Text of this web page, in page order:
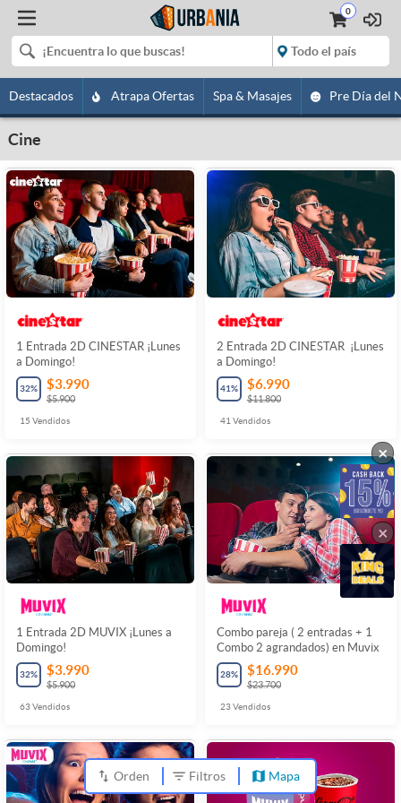
0
Destacados Atrapa Ofertas Spa & Masajes Pre Día del
Cine
1 Entrada 2D CINESTAR ¡Lunes
a Domingo!
32% $3.990
$5.900
15 Vendidos
2 Entrada 2D CINESTAR ¡Lunes
a Domingo!
41% $6.990
$11.800
41 Vendidos
1 Entrada 2D MUVIX ¡Lunes a
Domingo!
32% $3.990
$5.900
63Vendidos
Combo pareja ( 2 entradas + 1
Combo 2 agrandados) en Muvix
28% $16.990
$23.700
23Vendidos
Orden Filtros Mapa
×
×